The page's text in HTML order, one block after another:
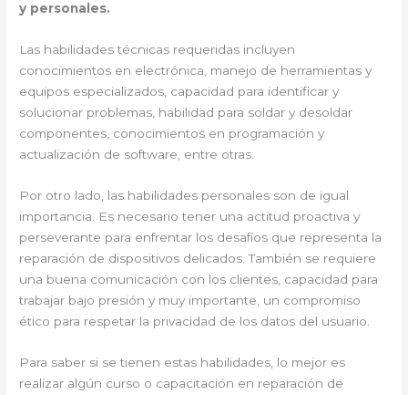
y personales.
Las habilidades técnicas requeridas incluyen
conocimientos en electrónica, manejo de herramientas y
equipos especializados, capacidad para identificar y
solucionar problemas, habilidad para soldar y desoldar
componentes, conocimientos en programación y
actualización de software, entre otras.
Por otro lado, las habilidades personales son de igual
importancia. Es necesario tener una actitud proactiva y
perseverante para enfrentar los desafíos que representa la
reparación de dispositivos delicados. También se requiere
una buena comunicación con los clientes, capacidad para
trabajar bajo presión y muy importante, un compromiso
ético para respetar la privacidad de los datos del usuario.
Para saber si se tienen estas habilidades, lo mejor es
realizar algún curso o capacitación en reparación de